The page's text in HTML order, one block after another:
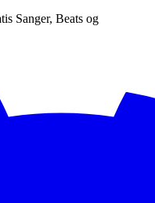
Sanger, Beats og